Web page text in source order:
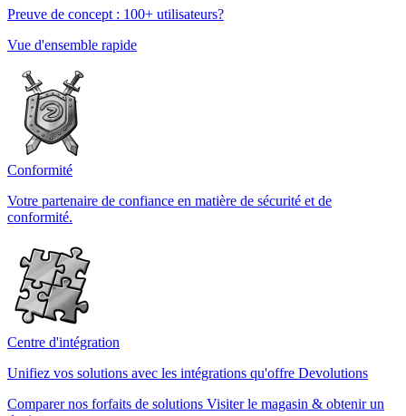
Preuve de concept : 100+ utilisateurs?
Vue d'ensemble rapide
Conformité
Votre partenaire de confiance en matière de sécurité et de
conformité.
Centre d'intégration
Unifiez vos solutions avec les intégrations qu'offre Devolutions
Comparer nos forfaits de solutions Visiter le magasin & obtenir un